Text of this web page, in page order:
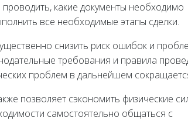
какие документы необходимо
все необходимые этапы сделки.
снизить риск ошибок и
требования и правила
проблем в дальнейшем
позволяет сэкономить физические
самостоятельно общаться с